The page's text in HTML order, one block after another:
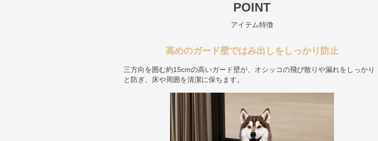
POINT
アイテム特徴
高めのガード壁ではみ出しをしっかり防止
三方向を囲む約15cmの高いガード壁が、オシッコの飛び散りや漏れをしっかり
と防ぎ、床や周囲を清潔に保ちます。